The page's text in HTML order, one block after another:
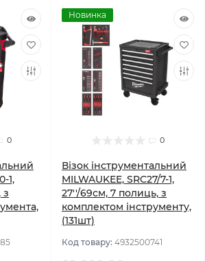
0
1,
з
Новинка
0
Візок інструментальний
MILWAUKEE, SRC27/7-1,
27''/69см, 7 полиць, з
комплектом інструменту,
(131шт)
Код товару: 4932500741